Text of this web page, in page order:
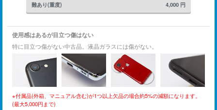
難あり(重度) 4,000 円
使用感はあるが目立つ傷はない
特に目立つ傷がない中古品。液晶ガラスには傷がない。
※付属品(外箱、マニュアル含む)が1つ以上欠品の場合約5%の減額になります。
(最大5,000円まで)